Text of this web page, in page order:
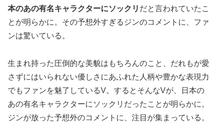
本のあの有名キャラクターにソックリ だと言われていたこ
とが明らかに。その予想外すぎるジンのコメントに、ファ
ンは驚いている。
生まれ持った圧倒的な美貌はもちろんのこと、だれもが愛
さずにはいられない優しさにあふれた人柄や豊かな表現力
でもファンを魅了しているV。するとそんなVが、日本の
あの有名キャラクターにソックリだったことが明らかに。
ジンが放った予想外のコメントに、注目が集まっている。